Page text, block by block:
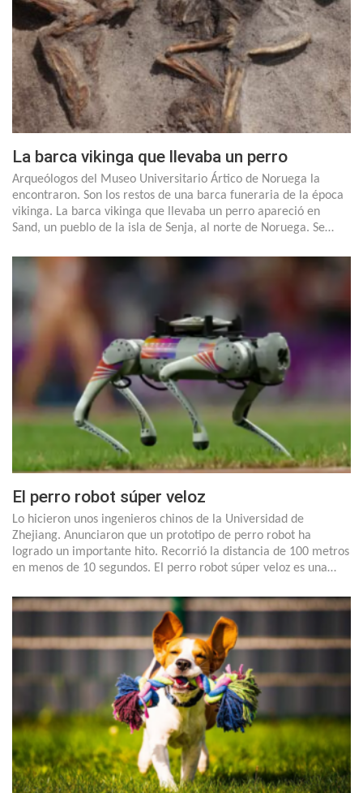
La barca vikinga que llevaba un perro
Arqueólogos del Museo Universitario Ártico de Noruega la
encontraron. Son los restos de una barca funeraria de la época
vikinga. La barca vikinga que llevaba un perro apareció en
Sand, un pueblo de la isla de Senja, al norte de Noruega. Se…
El perro robot súper veloz
Lo hicieron unos ingenieros chinos de la Universidad de
Zhejiang. Anunciaron que un prototipo de perro robot ha
logrado un importante hito. Recorrió la distancia de 100 metros
en menos de 10 segundos. El perro robot súper veloz es una…